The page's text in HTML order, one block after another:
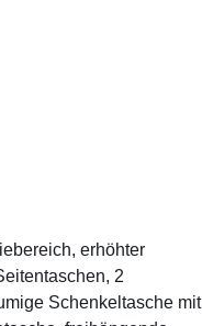
erhöhter
2
Schenkeltasche mit